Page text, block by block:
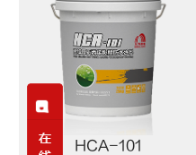
HCA-101